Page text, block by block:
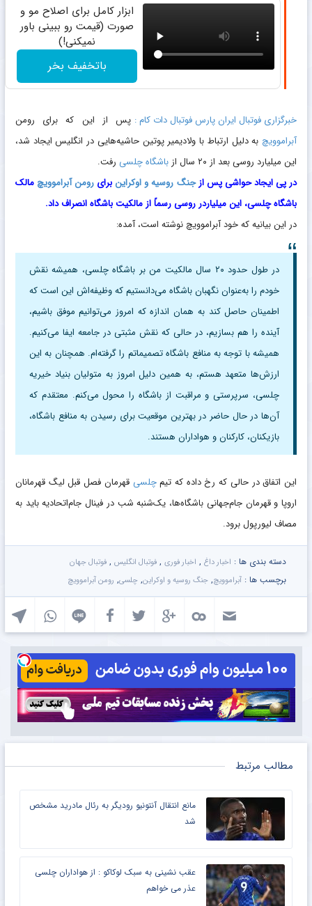
ابزار کامل برای اصلاح مو و
صورت (قیمت رو ببینی باور
نمیکنی!)
باتخفیف بخر
خبرگزاری فوتبال ایران پارس فوتبال دات کام : پس از این که برای رومن
آبراموویچ به دلیل ارتباط با ولادیمیر پوتین حاشیه‌هایی در انگلیس ایجاد شد،
این میلیارد روسی بعد از ۲۰ سال از
باشگاه چلسی رفت.
در پی ایجاد حواشی پس ازجنگ روسیه و اوکراین برای رومن آبراموویچ مالک
باشگاه چلسی، این میلیاردر روسی رسماً از مالکیت باشگاه انصراف داد.
در این بیانیه که خود آبراموویچ نوشته است، آمده:
در طول حدود ۲۰ سال مالکیت من بر باشگاه چلسی، همیشه نقش
خودم را به‌عنوان نگهبان باشگاه می‌دانستیم که وظیفه‌اش این است که
اطمینان حاصل کند به همان اندازه که امروز می‌توانیم موفق باشیم،
آینده را هم بسازیم، در حالی که نقش مثبتی در جامعه ایفا می‌کنیم.
همیشه با توجه به منافع باشگاه تصمیماتم را گرفته‌ام. همچنان به این
ارزش‌ها متعهد هستم، به همین دلیل امروز به متولیان بنیاد خیریه
چلسی، سرپرستی و مراقبت از باشگاه را محول می‌کنم. معتقدم که
آن‌ها در حال حاضر در بهترین موقعیت برای رسیدن به منافع باشگاه،
بازیکنان، کارکنان و هواداران هستند.
این اتفاق در حالی که رخ داده که تیمچلسی قهرمان فصل قبل لیگ قهرمانان
اروپا و قهرمان جام‌جهانی باشگاه‌ها، یک‌شنبه شب در فینال جام‌اتحادیه باید به
مصاف لیورپول برود.
دسته بندی ها : اخبار داغ , اخبار فوری , فوتبال انگلیس , فوتبال جهان
برچسب ها : آبراموویچ, جنگ روسیه و اوکراین, چلسی, رومن آبراموویچ
مطالب مرتبط
مانع انتقال آنتونیو رودیگر به رئال مادرید مشخص
شد
عقب نشینی به سبک لوکاکو : از هواداران چلسی
عذر می خواهم